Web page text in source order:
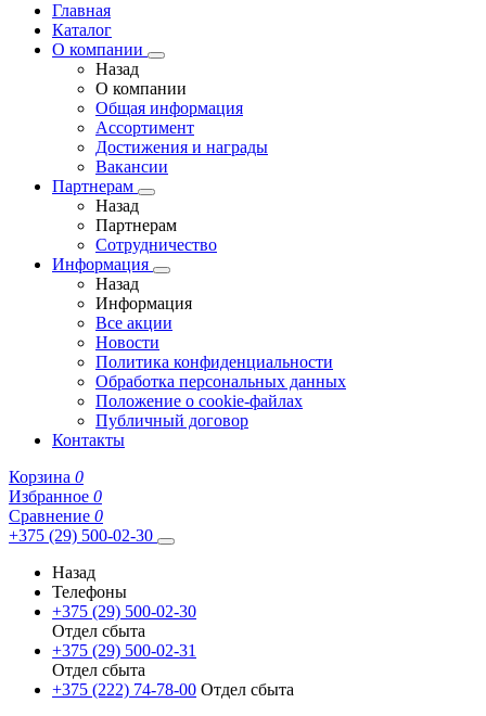
Главная
Каталог
О компании
Назад
О компании
Общая информация
Ассортимент
Достижения и награды
Вакансии
Партнерам
Назад
Партнерам
Сотрудничество
Информация
Назад
Информация
Все акции
Новости
Политика конфиденциальности
Обработка персональных данных
Положение о cookie-файлах
Публичный договор
Контакты
Корзина 0
Избранное 0
Сравнение 0
+375 (29) 500-02-30
Назад
Телефоны
+375 (29) 500-02-30
Отдел сбыта
+375 (29) 500-02-31
Отдел сбыта
+375 (222) 74-78-00 Отдел сбыта